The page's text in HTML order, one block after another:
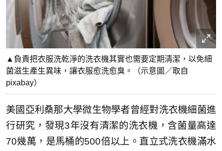
▲負責把衣服洗乾淨的洗衣機其實也需要定期清潔，以免細
菌滋生產生異味，讓衣服愈洗愈臭。（示意圖／取自
pixabay）
美國亞利桑那大學微生物學者曾經對洗衣機細菌進
行研究，發現3年沒有清潔的洗衣機，含菌量高達
70幾萬，是馬桶的500倍以上。直立式洗衣機滿水